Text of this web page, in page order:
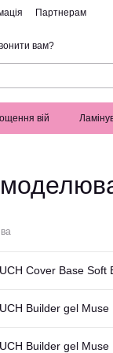
Партнерам
вам?
вій
Cover Base Soft
Builder gel
Builder gel